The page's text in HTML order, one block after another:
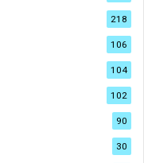
218
106
104
102
90
30